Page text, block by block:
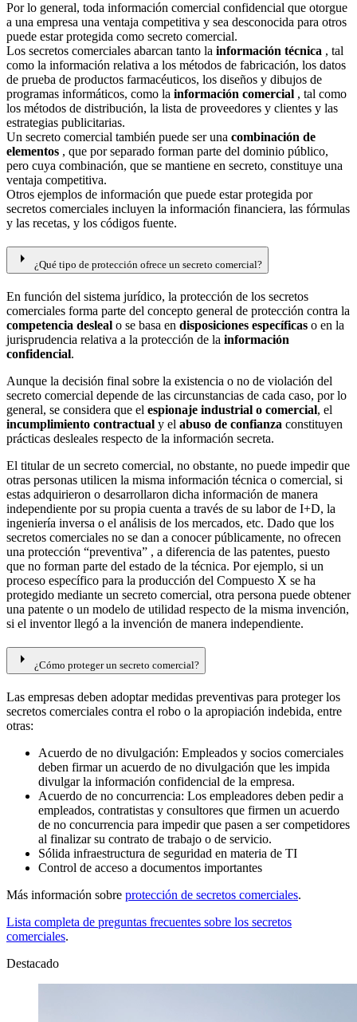
Por lo general, toda información comercial confidencial que otorgue
a una empresa una ventaja competitiva y sea desconocida para otros
puede estar protegida como secreto comercial.
Los secretos comerciales abarcan tanto la información técnica , tal
como la información relativa a los métodos de fabricación, los datos
de prueba de productos farmacéuticos, los diseños y dibujos de
programas informáticos, como la información comercial , tal como
los métodos de distribución, la lista de proveedores y clientes y las
estrategias publicitarias.
Un secreto comercial también puede ser una combinación de
elementos , que por separado forman parte del dominio público,
pero cuya combinación, que se mantiene en secreto, constituye una
ventaja competitiva.
Otros ejemplos de información que puede estar protegida por
secretos comerciales incluyen la información financiera, las fórmulas
y las recetas, y los códigos fuente.
arrow_right ¿Qué tipo de protección ofrece un secreto comercial?
En función del sistema jurídico, la protección de los secretos
comerciales forma parte del concepto general de protección contra la
competencia desleal o se basa en disposiciones específicas o en la
jurisprudencia relativa a la protección de la información
confidencial.
Aunque la decisión final sobre la existencia o no de violación del
secreto comercial depende de las circunstancias de cada caso, por lo
general, se considera que el espionaje industrial o comercial, el
incumplimiento contractual y el abuso de confianza constituyen
prácticas desleales respecto de la información secreta.
El titular de un secreto comercial, no obstante, no puede impedir que
otras personas utilicen la misma información técnica o comercial, si
estas adquirieron o desarrollaron dicha información de manera
independiente por su propia cuenta a través de su labor de I+D, la
ingeniería inversa o el análisis de los mercados, etc. Dado que los
secretos comerciales no se dan a conocer públicamente, no ofrecen
una protección “preventiva” , a diferencia de las patentes, puesto
que no forman parte del estado de la técnica. Por ejemplo, si un
proceso específico para la producción del Compuesto X se ha
protegido mediante un secreto comercial, otra persona puede obtener
una patente o un modelo de utilidad respecto de la misma invención,
si el inventor llegó a la invención de manera independiente.
arrow_right ¿Cómo proteger un secreto comercial?
Las empresas deben adoptar medidas preventivas para proteger los
secretos comerciales contra el robo o la apropiación indebida, entre
otras:
Acuerdo de no divulgación: Empleados y socios comerciales
deben firmar un acuerdo de no divulgación que les impida
divulgar la información confidencial de la empresa.
Acuerdo de no concurrencia: Los empleadores deben pedir a
empleados, contratistas y consultores que firmen un acuerdo
de no concurrencia para impedir que pasen a ser competidores
al finalizar su contrato de trabajo o de servicio.
Sólida infraestructura de seguridad en materia de TI
Control de acceso a documentos importantes
Más información sobre protección de secretos comerciales.
Lista completa de preguntas frecuentes sobre los secretos
comerciales.
Destacado